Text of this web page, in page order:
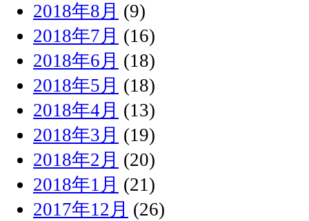
2018年8月 (9)
2018年7月 (16)
2018年6月 (18)
2018年5月 (18)
2018年4月 (13)
2018年3月 (19)
2018年2月 (20)
2018年1月 (21)
2017年12月 (26)